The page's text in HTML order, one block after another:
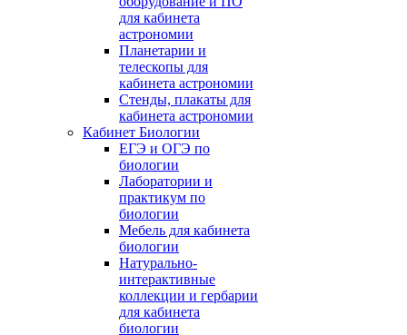
для кабинета
астрономии
Планетарии и
телескопы для
кабинета астрономии
Стенды, плакаты для
кабинета астрономии
Кабинет Биологии
ЕГЭ и ОГЭ по
биологии
Лаборатории и
практикум по
биологии
Мебель для кабинета
биологии
Натурально-
интерактивные
коллекции и гербарии
для кабинета
биологии